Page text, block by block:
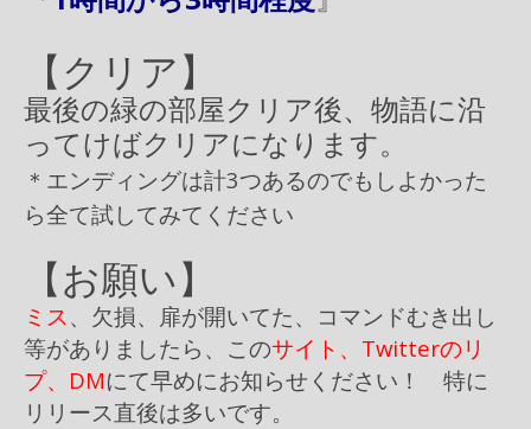
【クリア】
最後の緑の部屋クリア後、物語に沿
ってけばクリアになります。
＊エンディングは計3つあるのでもしよかった
ら全て試してみてください
【お願い】
ミス、欠損、扉が開いてた、コマンドむき出し
等がありましたら、このサイト、Twitterのリ
プ、DMにて早めにお知らせください！ 特に
リリース直後は多いです。